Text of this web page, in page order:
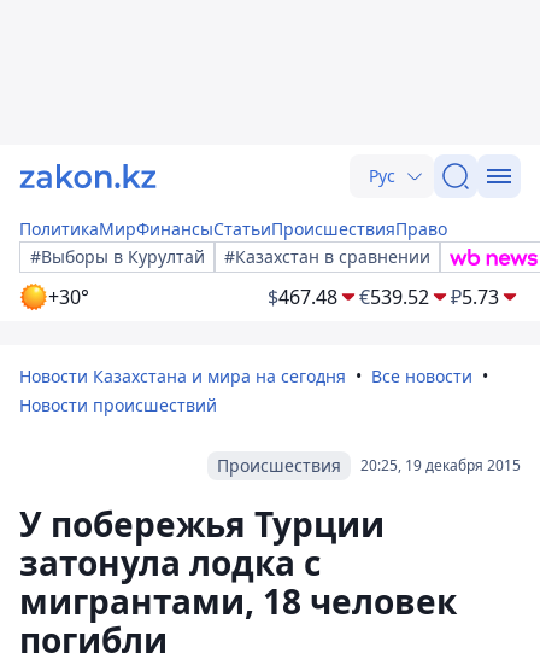
Рус
ПолитикаМирФинансыСтатьиПроисшествияПраво
#Выборы в Курултай
#Казахстан в сравнении
+30° $467.48 €539.52 ₽5.73
Новости Казахстана и мира на сегодня
Все новости
Новости происшествий
20:25, 19 декабря 2015
Происшествия
У побережья Турции
затонула лодка с
мигрантами, 18 человек
погибли